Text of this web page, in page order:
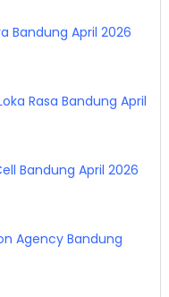
Bandung April 2026
Rasa Bandung April
Bandung April 2026
Agency Bandung